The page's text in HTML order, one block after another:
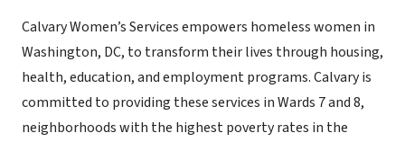
Calvary Women’s Services empowers homeless women in
Washington, DC, to transform their lives through housing,
health, education, and employment programs. Calvary is
committed to providing these services in Wards 7 and 8,
neighborhoods with the highest poverty rates in the